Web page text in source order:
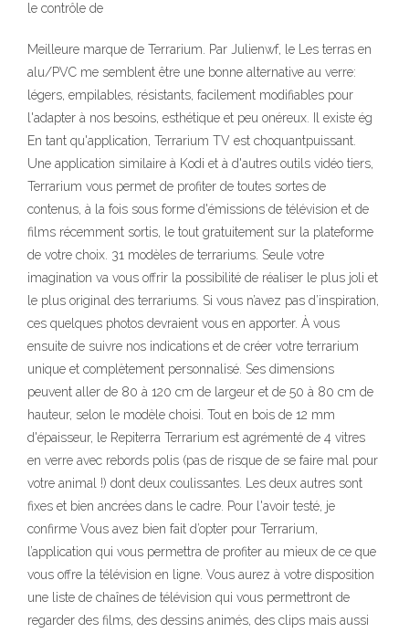
le contrôle de
Meilleure marque de Terrarium. Par Julienwf, le Les terras en
alu/PVC me semblent être une bonne alternative au verre:
légers, empilables, résistants, facilement modifiables pour
l'adapter à nos besoins, esthétique et peu onéreux. Il existe ég
En tant qu'application, Terrarium TV est choquantpuissant.
Une application similaire à Kodi et à d'autres outils vidéo tiers,
Terrarium vous permet de profiter de toutes sortes de
contenus, à la fois sous forme d'émissions de télévision et de
films récemment sortis, le tout gratuitement sur la plateforme
de votre choix. 31 modèles de terrariums. Seule votre
imagination va vous offrir la possibilité de réaliser le plus joli et
le plus original des terrariums. Si vous n’avez pas d’inspiration,
ces quelques photos devraient vous en apporter. À vous
ensuite de suivre nos indications et de créer votre terrarium
unique et complètement personnalisé. Ses dimensions
peuvent aller de 80 à 120 cm de largeur et de 50 à 80 cm de
hauteur, selon le modèle choisi. Tout en bois de 12 mm
d'épaisseur, le Repiterra Terrarium est agrémenté de 4 vitres
en verre avec rebords polis (pas de risque de se faire mal pour
votre animal !) dont deux coulissantes. Les deux autres sont
fixes et bien ancrées dans le cadre. Pour l'avoir testé, je
confirme Vous avez bien fait d’opter pour Terrarium,
l’application qui vous permettra de profiter au mieux de ce que
vous offre la télévision en ligne. Vous aurez à votre disposition
une liste de chaînes de télévision qui vous permettront de
regarder des films, des dessins animés, des clips mais aussi